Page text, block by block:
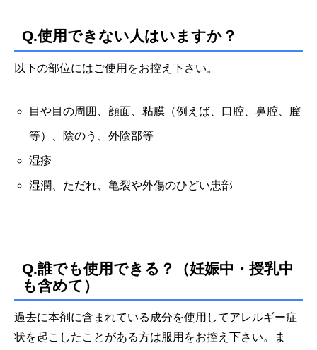
Q.使用できない人はいますか？
以下の部位にはご使用をお控え下さい。
目や目の周囲、顔面、粘膜（例えば、口腔、鼻腔、膣
等）、陰のう、外陰部等
湿疹
湿潤、ただれ、亀裂や外傷のひどい患部
Q.誰でも使用できる？（妊娠中・授乳中
も含めて）
過去に本剤に含まれている成分を使用してアレルギー症
状を起こしたことがある方は服用をお控え下さい。
ま